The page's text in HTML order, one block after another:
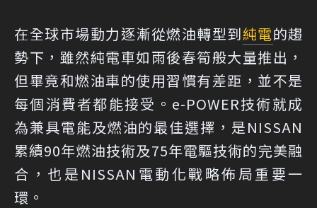
在全球市場動力逐漸從燃油轉型到純電的趨
勢下，雖然純電車如雨後春筍般大量推出，
但畢竟和燃油車的使用習慣有差距，並不是
每個消費者都能接受。e-POWER技術就成
為兼具電能及燃油的最佳選擇，是NISSAN
累績90年燃油技術及75年電驅技術的完美融
合，也是NISSAN電動化戰略佈局重要一
環。